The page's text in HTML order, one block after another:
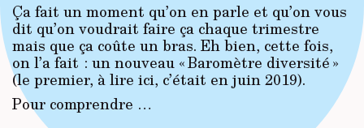
Ça fait un moment qu’on en parle et qu’on vous
dit qu’on voudrait faire ça chaque trimestre
mais que ça coûte un bras. Eh bien, cette fois,
on l’a fait : un nouveau « Baromètre diversité »
(le premier, à lire ici, c’était en juin 2019).
Pour comprendre …